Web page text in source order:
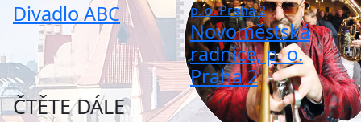
Divadlo ABC
Novoměstská
radnice, p. o.
Praha 2
ČTĚTE DÁLE